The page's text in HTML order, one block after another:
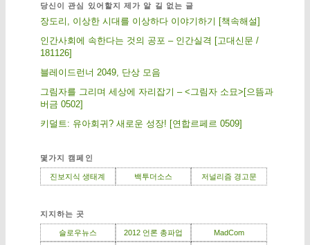
당신이 관심 있어할지 제가 알 길 없는 글
장도리, 이상한 시대를 이상하다 이야기하기 [책속해설]
인간사회에 속한다는 것의 공포 – 인간실격 [고대신문 /
181126]
블레이드런너 2049, 단상 모음
그림자를 그리며 세상에 자리잡기 – <그림자 소묘>[으뜸과
버금 0502]
키덜트: 유아회귀? 새로운 성장! [연합르페르 0509]
몇가지 캠페인
진보지식 생태계 백투더소스 저널리즘 경고문
지지하는 곳
슬로우뉴스 2012 언론 총파업 MadCom